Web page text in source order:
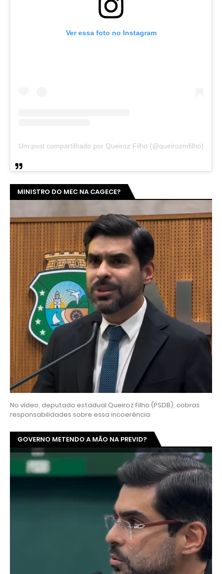
Ver essa foto no Instagram
Um post compartilhado por Queiroz Filho (@queirozmfilho)
MINISTRO DO MEC NA CAGECE?
No vídeo, deputado estadual Queiroz Filho (PSDB), cobras
responsabilidades sobre essa incoerência
GOVERNO METENDO A MÃO NA PREVID?